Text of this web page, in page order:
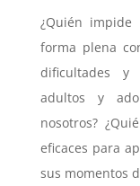
¿Quién
forma plena
dificultades y
adultos y
nosotros?
eficaces para
sus momentos